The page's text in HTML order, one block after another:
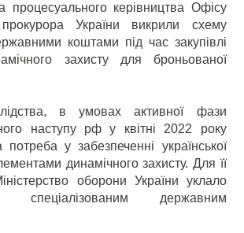
керівництва Офісу
прокурора України викрили схему
коштами під час закупівлі
захисту для броньованої
в умовах активної фази
наступу рф у квітні 2022 року
потреба у забезпеченні української
динамічного захисту. Для її
оборони України уклало
спеціалізованим державним